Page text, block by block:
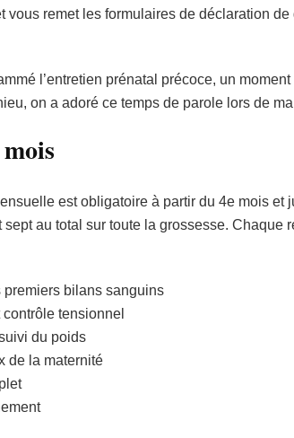
remet les formulaires de déclaration
l’entretien prénatal précoce, un
on a adoré ce temps de parole lors de
est obligatoire à partir du 4e mois et
au total sur toute la grossesse. Chaque
bilans sanguins
tensionnel
du poids
de la maternité